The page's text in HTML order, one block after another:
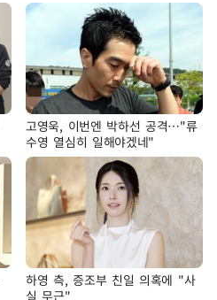
고영욱, 이번엔 박하선 공격…"류
수영 열심히 일해야겠네"
하영 측, 증조부 친일 의혹에 "사
실 무근"